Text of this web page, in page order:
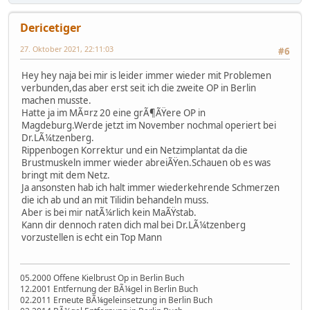
Dericetiger
#6
27. Oktober 2021, 22:11:03
Hey hey naja bei mir is leider immer wieder mit Problemen
verbunden,das aber erst seit ich die zweite OP in Berlin
machen musste.
Hatte ja im MÃ¤rz 20 eine grÃ¶ÃŸere OP in
Magdeburg.Werde jetzt im November nochmal operiert bei
Dr.LÃ¼tzenberg.
Rippenbogen Korrektur und ein Netzimplantat da die
Brustmuskeln immer wieder abreiÃŸen.Schauen ob es was
bringt mit dem Netz.
Ja ansonsten hab ich halt immer wiederkehrende Schmerzen
die ich ab und an mit Tilidin behandeln muss.
Aber is bei mir natÃ¼rlich kein MaÃŸstab.
Kann dir dennoch raten dich mal bei Dr.LÃ¼tzenberg
vorzustellen is echt ein Top Mann
05.2000 Offene Kielbrust Op in Berlin Buch
12.2001 Entfernung der BÃ¼gel in Berlin Buch
02.2011 Erneute BÃ¼geleinsetzung in Berlin Buch